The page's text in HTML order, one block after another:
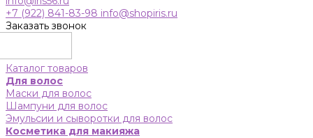
+7 (922) 841-83-98 info@shopiris.ru
Заказать звонок
Каталог товаров
Для волос
Маски для волос
Шампуни для волос
Эмульсии и сыворотки для волос
Косметика для макияжа